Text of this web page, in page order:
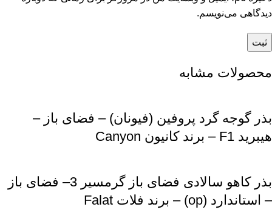
دیدگاهی می‌نویسم.
محصولات مشابه
بذر گوجه گرد پروفین (فیونان) – فضای باز –
هیبرید F1 – برند کانیون Canyon
بذر کاهو سالادی فضای باز گرمسیر 3– فضای باز
– استاندارد (op) – برند فلات Falat